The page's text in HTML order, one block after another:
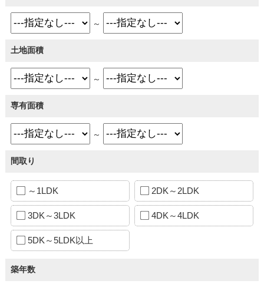
～
土地面積
～
専有面積
～
間取り
～1LDK 2DK～2LDK
3DK～3LDK 4DK～4LDK
5DK～5LDK以上
築年数